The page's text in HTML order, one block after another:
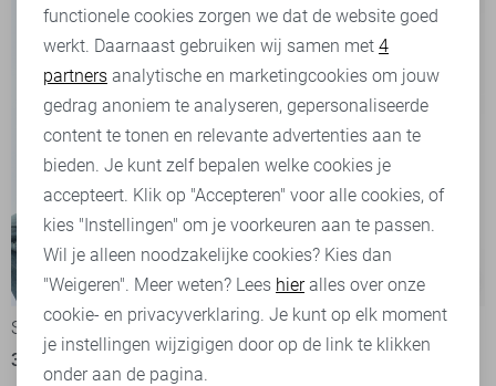
-50%
SisterS point Blouse
30,00
Vila Blouse
27,95
Analytische cookies
Marketing cookies
functionele cookies zorgen we dat de website goed
werkt. Daarnaast gebruiken wij samen met 4
partners analytische en marketingcookies om jouw
gedrag anoniem te analyseren, gepersonaliseerde
content te tonen en relevante advertenties aan te
bieden. Je kunt zelf bepalen welke cookies je
accepteert. Klik op "Accepteren" voor alle cookies, of
kies "Instellingen" om je voorkeuren aan te passen.
Wil je alleen noodzakelijke cookies? Kies dan
"Weigeren". Meer weten? Lees hieralles over onze
cookie- en privacyverklaring. Je kunt op elk moment
je instellingen wijzigigen door op de link te klikken
onder aan de pagina.